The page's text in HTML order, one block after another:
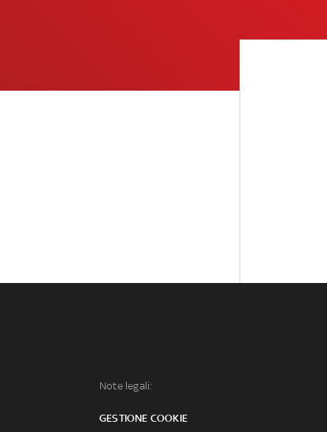
Note legali:
GESTIONE COOKIE